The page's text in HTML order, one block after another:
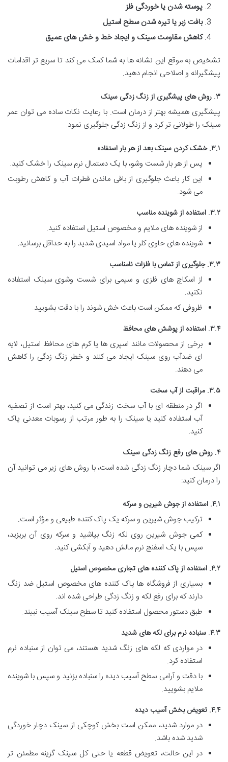
پوسته شدن یا خوردگی فلز
بافت زبر یا تیره شدن سطح استیل
کاهش مقاومت سینک و ایجاد خط و خش های عمیق
تشخیص به موقع این نشانه ها به شما کمک می کند تا سریع تر اقدامات
پیشگیرانه و اصلاحی انجام دهید.
۳. روش های پیشگیری از زنگ زدگی سینک
پیشگیری همیشه بهتر از درمان است. با رعایت نکات ساده می توان عمر
سینک را طولانی تر کرد و از زنگ زدگی جلوگیری نمود.
۳.۱. خشک کردن سینک بعد از هر بار استفاده
پس از هر بار شست وشو، با یک دستمال نرم سینک را خشک کنید.
این کار باعث جلوگیری از باقی ماندن قطرات آب و کاهش رطوبت
می شود.
۳.۲. استفاده از شوینده مناسب
از شوینده های ملایم و مخصوص استیل استفاده کنید.
شوینده های حاوی کلر یا مواد اسیدی شدید را به حداقل برسانید.
۳.۳. جلوگیری از تماس با فلزات نامناسب
از اسکاچ های فلزی و سیمی برای شست وشوی سینک استفاده
نکنید.
ظروفی که ممکن است باعث خش شوند را با دقت بشویید.
۳.۴. استفاده از پوشش های محافظ
برخی از محصولات مانند اسپری ها یا کرم های محافظ استیل، لایه
ای ضدآب روی سینک ایجاد می کنند و خطر زنگ زدگی را کاهش
می دهند.
۳.۵. مراقبت از آب سخت
اگر در منطقه ای با آب سخت زندگی می کنید، بهتر است از تصفیه
آب استفاده کنید یا سینک را به طور مرتب از رسوبات معدنی پاک
کنید.
۴. روش های رفع زنگ زدگی سینک
اگر سینک شما دچار زنگ زدگی شده است، با روش های زیر می توانید آن
را درمان کنید:
۴.۱. استفاده از جوش شیرین و سرکه
ترکیب جوش شیرین و سرکه یک پاک کننده طبیعی و مؤثر است.
کمی جوش شیرین روی لکه زنگ بپاشید و سرکه روی آن بریزید،
سپس با یک اسفنج نرم مالش دهید و آبکشی کنید.
۴.۲. استفاده از پاک کننده های تجاری مخصوص استیل
بسیاری از فروشگاه ها پاک کننده های مخصوص استیل ضد زنگ
دارند که برای رفع لکه و زنگ زدگی طراحی شده اند.
طبق دستور محصول استفاده کنید تا سطح سینک آسیب نبیند.
۴.۳. سنباده نرم برای لکه های شدید
در مواردی که لکه های زنگ شدید هستند، می توان از سنباده نرم
استفاده کرد.
با دقت و آرامی سطح آسیب دیده را سنباده بزنید و سپس با شوینده
ملایم بشویید.
۴.۴. تعویض بخش آسیب دیده
در موارد شدید، ممکن است بخش کوچکی از سینک دچار خوردگی
شدید شده باشد.
در این حالت، تعویض قطعه یا حتی کل سینک گزینه مطمئن تر